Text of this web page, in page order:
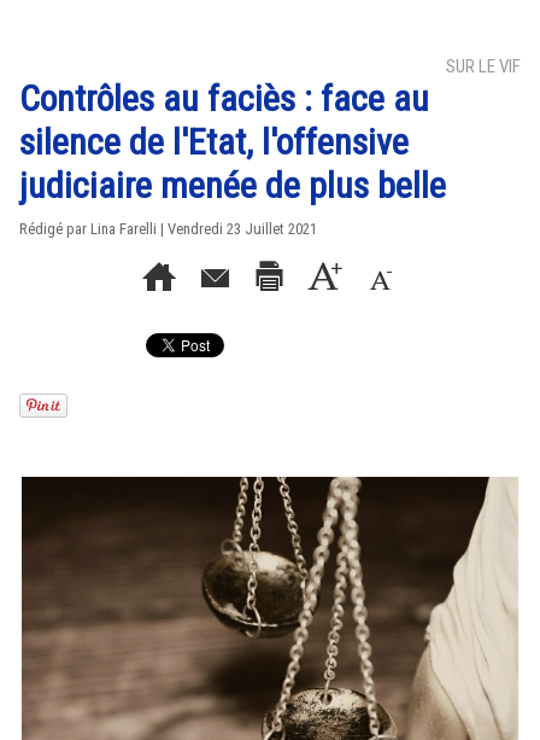
SUR LE VIF
Contrôles au faciès : face au
silence de l'Etat, l'offensive
judiciaire menée de plus belle
Rédigé par Lina Farelli | Vendredi 23 Juillet 2021